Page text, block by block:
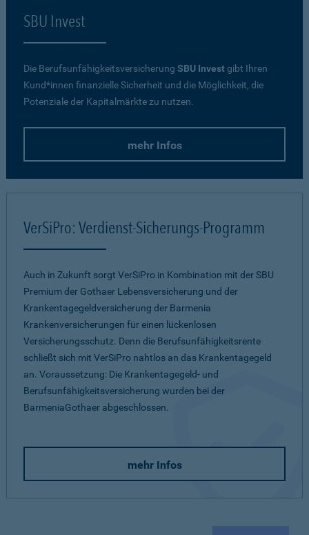
SBU Invest
Die Berufsunfähigkeitsversicherung SBU Investgibt Ihren
Kund*innen finanzielle Sicherheit und die Möglichkeit, die
Potenziale der Kapitalmärkte zu nutzen.
mehr Infos
VerSiPro: Verdienst-Sicherungs-Programm
Auch in Zukunft sorgt VerSiPro in Kombination mit der SBU
Premium der Gothaer Lebensversicherung und der
Krankentagegeldversicherung der Barmenia
Krankenversicherungen für einen lückenlosen
Versicherungsschutz. Denn die Berufsunfähigkeitsrente
schließt sich mit VerSiPro nahtlos an das Krankentagegeld
an. Voraussetzung: Die Krankentagegeld- und
Berufsunfähigkeitsversicherung wurden bei der
BarmeniaGothaer abgeschlossen.
mehr Infos